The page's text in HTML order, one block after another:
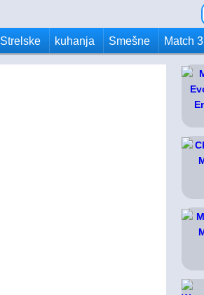
Strelske kuhanja Smešne Match 3